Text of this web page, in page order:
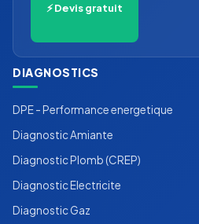
⚡ Devis gratuit
DIAGNOSTICS
DPE - Performance energetique
Diagnostic Amiante
Diagnostic Plomb (CREP)
Diagnostic Electricite
Diagnostic Gaz